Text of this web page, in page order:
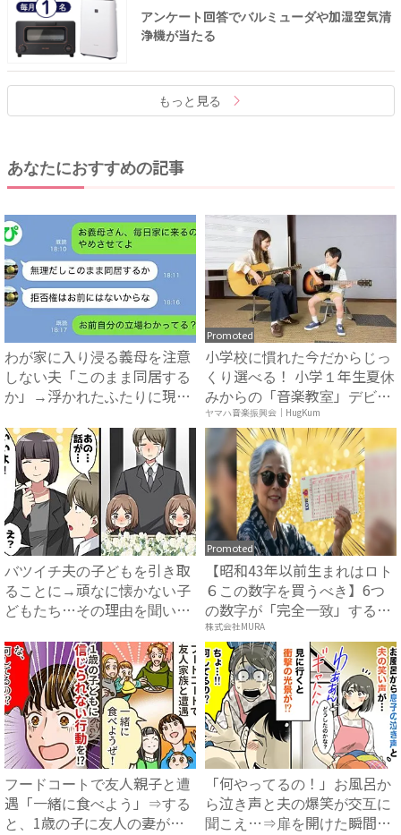
アンケート回答でバルミューダや加湿空気清
浄機が当たる
もっと見る
あなたにおすすめの記事
わが家に入り浸る義母を注意
しない夫「このまま同居する
か」→浮かれたふたりに現実
Promoted
小学校に慣れた今だからじっ
くり選べる！ 小学１年生夏休
みからの「音楽教室」デビ
ュ...
ヤマハ音楽振興会｜HugKum
バツイチ夫の子どもを引き取
ることに→頑なに懐かない子
どもたち…その理由を聞いて
Promoted
【昭和43年以前生まれはロト
６この数字を買うべき】6つ
の数字が「完全一致」する
方...
株式会社MURA
フードコートで友人親子と遭
遇「一緒に食べよう」⇒する
と、1歳の子に友人の妻が目
「何やってるの！」お風呂か
ら泣き声と夫の爆笑が交互に
聞こえ…⇒扉を開けた瞬間、